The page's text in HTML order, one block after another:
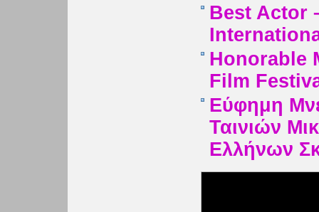
Best Actor
Honorable
Film
Εύφημη
Ταινιών
Ελλήνων